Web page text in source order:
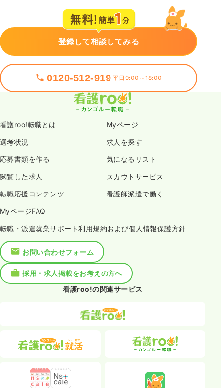
登録して相談してみる
0120-512-919 平日9:00～18:00
看護roo!転職とは Myページ
選考状況 求人を探す
応募書類を作る 気になるリスト
閲覧した求人 スカウトサービス
転職応援コンテンツ 看護師派遣で働く
MyページFAQ
転職・派遣就業サポート利用規約および個人情報保護方針
お問い合わせフォーム
採用・求人掲載をお考えの方へ
看護roo!の関連サービス